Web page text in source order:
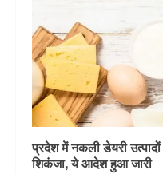
प्रदेश में नकली डेयरी
शिकंजा, ये आदेश हुआ जारी